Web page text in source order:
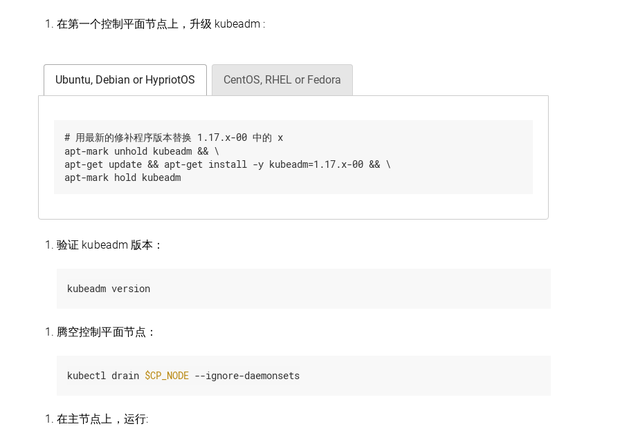
在第一个控制平面节点上，升级 kubeadm :
Ubuntu, Debian or HypriotOS CentOS, RHEL or Fedora
# 用最新的修补程序版本替换 1.17.x-00 中的 x
apt-mark unhold kubeadm && \
apt-get update && apt-get install -y kubeadm=1.17.x-00 && \
apt-mark hold kubeadm
验证 kubeadm 版本：
kubeadm version
腾空控制平面节点：
kubectl drain $CP_NODE --ignore-daemonsets
在主节点上，运行: